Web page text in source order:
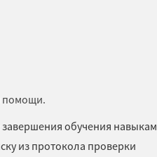
помощи.
завершения обучения навыкам
из протокола проверки